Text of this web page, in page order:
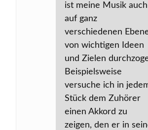
ist meine Musik auch
auf ganz
verschiedenen
von wichtigen Ideen
und Zielen
Beispielsweise
versuche ich in
Stück dem Zuhörer
einen Akkord zu
zeigen, den er in